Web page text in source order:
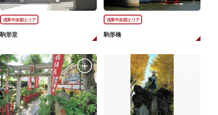
浅草中央部エリア
駒形堂
浅草中央部エリア
駒形橋